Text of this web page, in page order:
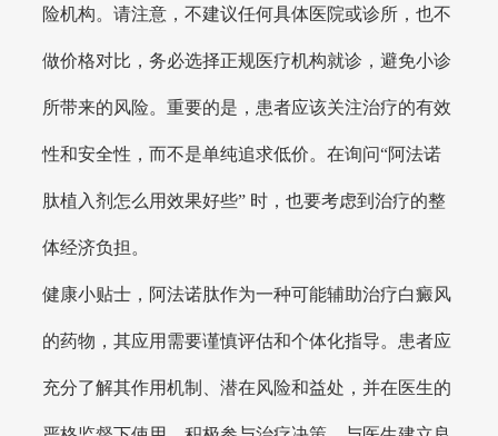
险机构。请注意，不建议任何具体医院或诊所，也不
做价格对比，务必选择正规医疗机构就诊，避免小诊
所带来的风险。重要的是，患者应该关注治疗的有效
性和安全性，而不是单纯追求低价。在询问“阿法诺
肽植入剂怎么用效果好些” 时，也要考虑到治疗的整
体经济负担。
健康小贴士，阿法诺肽作为一种可能辅助治疗白癜风
的药物，其应用需要谨慎评估和个体化指导。患者应
充分了解其作用机制、潜在风险和益处，并在医生的